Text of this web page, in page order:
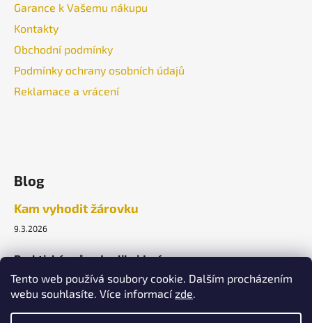
Tento web používá soubory cookie. Dalším procházením
webu souhlasíte. Více informacízde.
Garance k Vašemu nákupu
Kontakty
Obchodní podmínky
Podmínky ochrany osobních údajů
Reklamace a vrácení
Blog
Kam vyhodit žárovku
9.3.2026
Praktický průvodce likvidací.
ARCHIV